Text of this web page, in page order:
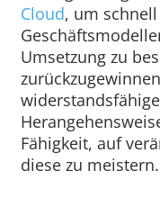
Cloud, um
Umsetzung zu
Fähigkeit, auf
diese zu meistern.